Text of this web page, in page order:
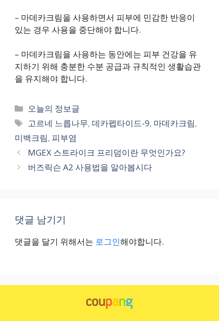
– 마데카크림을 사용하면서 피부에 민감한 반응이
있는 경우 사용을 중단해야 합니다.
– 마데카크림을 사용하는 동안에는 피부 건강을 유
지하기 위해 충분한 수분 공급과 규칙적인 생활습관
을 유지해야 합니다.
카
테
리
오늘의 정보글
태
그
고르네 느릅나무,데카펩타이드-9, 마데카크림,
미백크림, 피부염
MGEX 스트라이크 프리덤이란 무엇인가요?
버즈릭슨 A2 사용법을 알아봅시다
댓글 남기기
댓글을 달기 위해서는 로그인해야합니다.